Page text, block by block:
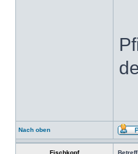
Nach oben
Fischkopf